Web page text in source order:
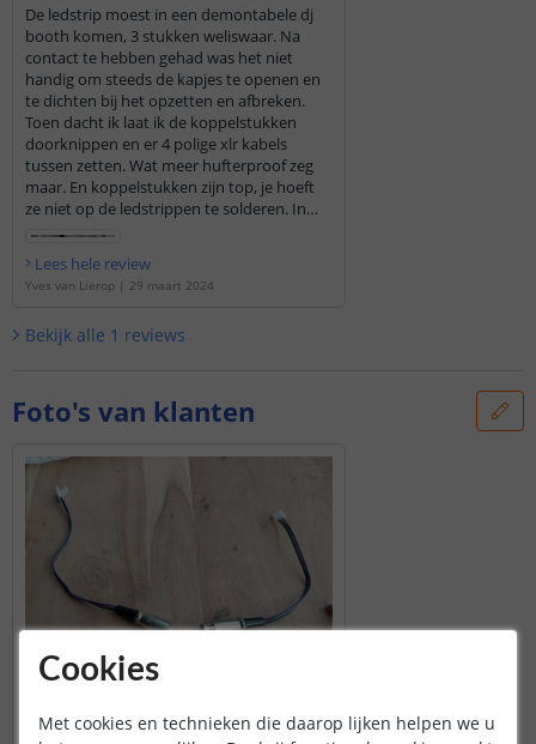
De ledstrip moest in een demontabele dj
booth komen, 3 stukken weliswaar. Na
contact te hebben gehad was het niet
handig om steeds de kapjes te openen en
te dichten bij het opzetten en afbreken.
Toen dacht ik laat ik de koppelstukken
doorknippen en er 4 polige xlr kabels
tussen zetten. Wat meer hufterproof zeg
maar. En koppelstukken zijn top, je hoeft
ze niet op de ledstrippen te solderen. In
probleemloos gemonteerd en
gedemonteerd worden zonder dat je aan
Lees hele review
Yves van Lierop | 29 maart 2024
Bekijk alle 1 reviews
Foto's van klanten
Cookies
Met cookies en technieken die daarop lijken helpen we u